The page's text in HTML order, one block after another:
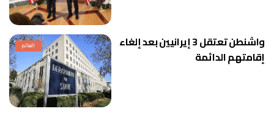
العالم
واشنطن تعتقل 3 إيرانيين بعد إلغاء
إقامتهم الدائمة